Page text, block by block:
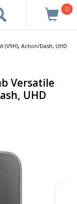
0
(V9H), Action/Dash, UHD
Versatile
UHD